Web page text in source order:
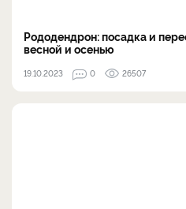
Рододендрон: посадка и
весной и осенью
19.10.2023 0 26507